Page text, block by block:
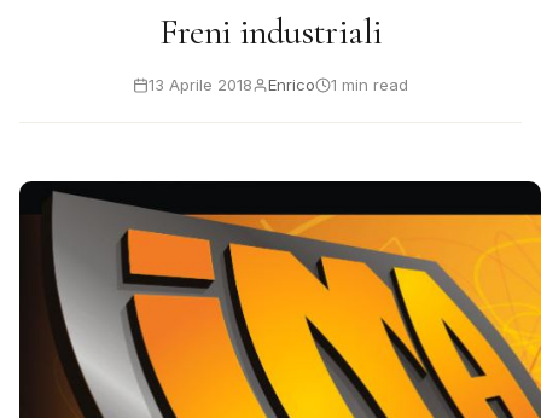
Freni industriali
13 Aprile 2018 Enrico 1 min read